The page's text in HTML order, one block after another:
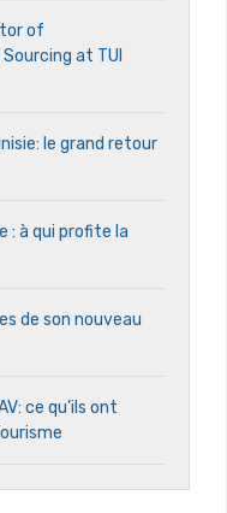
of
at TUI
le grand retour
: à qui profite la
de son nouveau
ce qu’ils ont